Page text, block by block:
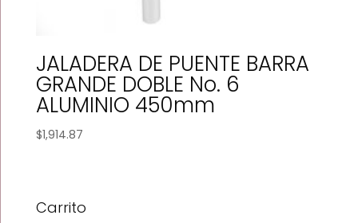
JALADERA DE PUENTE BARRA
GRANDE DOBLE No. 6
ALUMINIO 450mm
$1,914.87
Carrito